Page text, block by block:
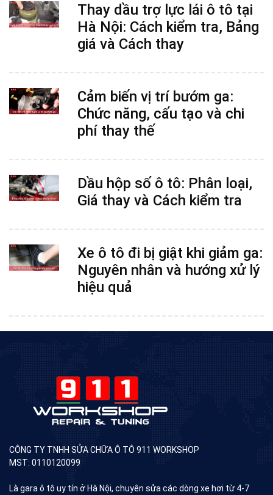
Thay dầu trợ lực lái ô tô tại
Hà Nội: Cách kiểm tra, Bảng
giá và Cách thay
Cảm biến vị trí bướm ga:
Chức năng, cấu tạo và chi
phí thay thế
Dầu hộp số ô tô: Phân loại,
Giá thay và Cách kiểm tra
Xe ô tô đi bị giật khi giảm ga:
Nguyên nhân và hướng xử lý
hiệu quả
CÔNG TY TNHH SỬA CHỮA Ô TÔ 911 WORKSHOP
MST: 0110120099
Là gara ô tô uy tín ở Hà Nội, chuyên sửa các dòng xe hơi từ 4-7